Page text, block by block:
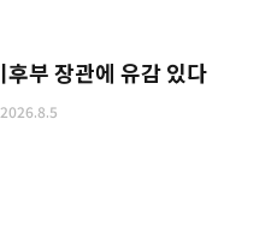
부 장관에 유감 있다
2026.8.5